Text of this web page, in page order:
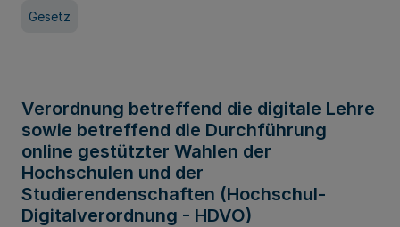
Gesetz
Verordnung betreffend die digitale Lehre
sowie betreffend die Durchführung
online gestützter Wahlen der
Hochschulen und der
Studierendenschaften (Hochschul-
Digitalverordnung - HDVO)